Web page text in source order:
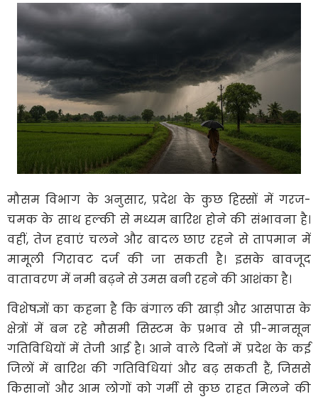
मौसम विभाग के अनुसार, प्रदेश के कुछ हिस्सों में गरज-
चमक के साथ हल्की से मध्यम बारिश होने की संभावना है।
वहीं, तेज हवाएं चलने और बादल छाए रहने से तापमान में
मामूली गिरावट दर्ज की जा सकती है। इसके बावजूद
वातावरण में नमी बढ़ने से उमस बनी रहने की आशंका है।
विशेषज्ञों का कहना है कि बंगाल की खाड़ी और आसपास के
क्षेत्रों में बन रहे मौसमी सिस्टम के प्रभाव से प्री-मानसून
गतिविधियों में तेजी आई है। आने वाले दिनों में प्रदेश के कई
जिलों में बारिश की गतिविधियां और बढ़ सकती हैं, जिससे
किसानों और आम लोगों को गर्मी से कुछ राहत मिलने की